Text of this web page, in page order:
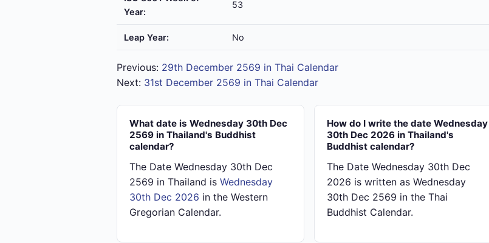
Year:
53
Leap Year: No
Previous: 29th December 2569 in Thai Calendar
Next: 31st December 2569 in Thai Calendar
What date is Wednesday 30th Dec
2569 in Thailand's Buddhist
calendar?
The Date Wednesday 30th Dec
2569 in Thailand is Wednesday
30th Dec 2026 in the Western
Gregorian Calendar.
How do I write the date Wednesday
30th Dec 2026 in Thailand's
Buddhist calendar?
The Date Wednesday 30th Dec
2026 is written as Wednesday
30th Dec 2569 in the Thai
Buddhist Calendar.